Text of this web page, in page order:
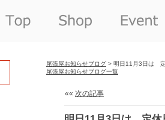
尾張屋お知らせブログ > 明日11月3日は
尾張屋お知らせブログ一覧
«« 次の記事